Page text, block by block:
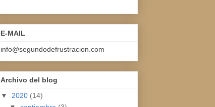
E-MAIL
info@segundodefrustracion.com
Archivo del blog
▼ 2020 (14)